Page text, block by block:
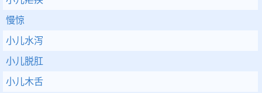
慢惊
小儿水泻
小儿脱肛
小儿木舌